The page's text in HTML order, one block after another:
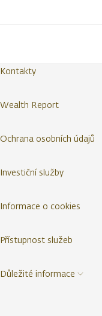
Kontakty
Wealth Report
Ochrana osobních údajů
Investiční služby
Informace o cookies
Přístupnost služeb
Důležité informace